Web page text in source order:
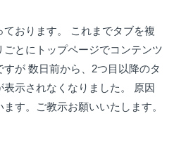
ております。 これまでタブを複
とにトップページでコンテンツ
すが 数日前から、2つ目以降のタ
表示されなくなりました。 原因
す。ご教示お願いいたします。